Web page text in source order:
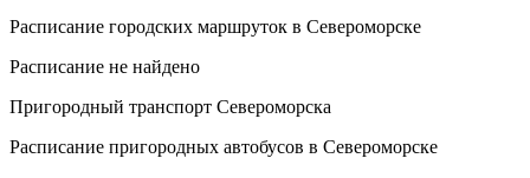
Расписание городских маршруток в Североморске
Расписание не найдено
Пригородный транспорт Североморска
Расписание пригородных автобусов в Североморске